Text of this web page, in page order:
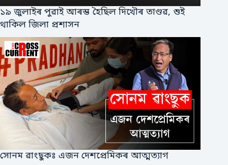
১৯ জুলাইৰ পুৱাই আৰম্ভ হৈছিল দিখৌৰ তাণ্ডৱ, শুই
থাকিল জিলা প্ৰশাসন
সোনম ৱাংছুকঃ এজন দেশপ্ৰেমিকৰ আত্মত্যাগ